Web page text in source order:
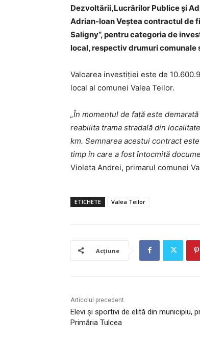
Dezvoltării,Lucrărilor Publice și
Adrian-Ioan Veștea contractul de
Saligny“, pentru categoria de
local, respectiv drumuri
Valoarea investiției este de
local al comunei Valea Teilor.
„În momentul de față este
reabilita trama stradală din
km. Semnarea acestui contract
timp în care a fost întocmită
Violeta Andrei, primarul comunei
ETICHETE Valea Teilor
Acțiune
Articolul precedent
Elevi și sportivi de elită din municipiu,
Primăria Tulcea